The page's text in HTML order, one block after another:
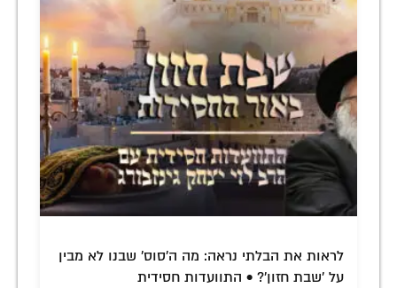
לראות את הבלתי נראה: מה ה'סוס' שבנו לא מבין
על 'שבת חזון'? • התוועדות חסידית